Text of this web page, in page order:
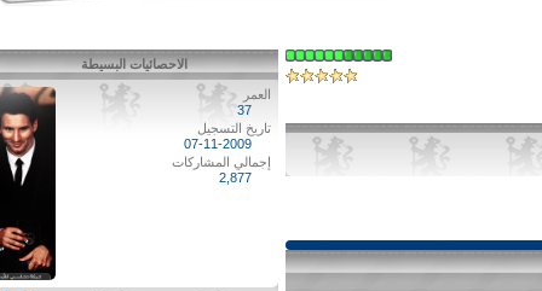
الاحصائيات البسيطة
العمر
تاريخ التسجيل
07-11-2009
إجمالي المشاركات
2,877